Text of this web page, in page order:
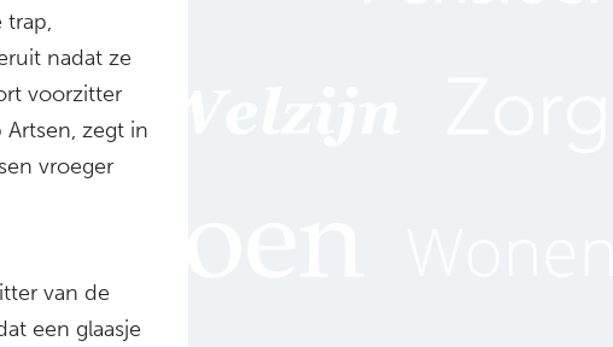
trap,
nadat ze
voorzitter
zegt in
vroeger
van de
een glaasje